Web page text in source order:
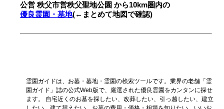
公営 秩父市営秩父聖地公園 から10km圏内の
優良霊園・墓地(←まとめて地図で確認)
霊園ガイドは、お墓・墓地・霊園の検索ツールです。業界の老舗「霊
園ガイド」誌の公式Web版で、厳選された優良霊園をカンタンに探せ
ます。 自宅近くのお墓を探したい、改葬したい、引っ越したい、建立